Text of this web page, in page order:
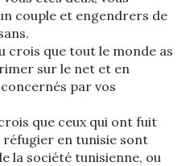
couple et engendrers de
crois que tout le monde as
sur le net et en
par vos
que ceux qui ont fuit
en tunisie sont
la société tunisienne, ou